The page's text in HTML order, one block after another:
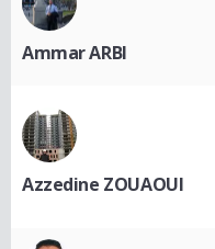
Ammar ARBI
Azzedine ZOUAOUI